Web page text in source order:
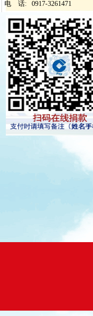
电 话:
0917-3261471